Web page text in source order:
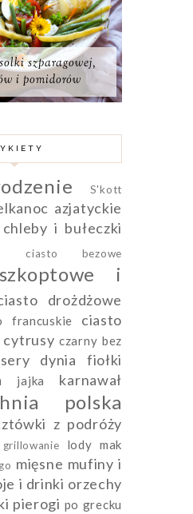
szparagowej,
i pomidorów
S'kott
azjatyckie
chleby i bułeczki
ciasto bezowe
i
drożdżowe
francuskie
ciasto
cytrusy czarny bez
dynia fiołki
jajka
karnawał
polska
z podróży
lody mak
mięsne mufiny i
i drinki orzechy
pierogi po grecku